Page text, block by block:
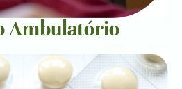
Ambulatório